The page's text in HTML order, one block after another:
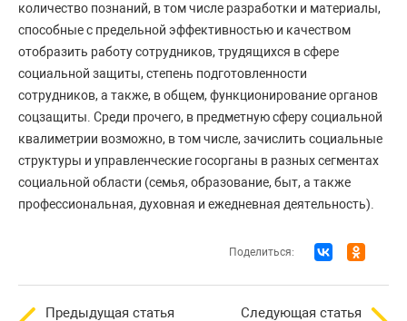
количество познаний, в том числе разработки и материалы,
способные с предельной эффективностью и качеством
отобразить работу сотрудников, трудящихся в сфере
социальной защиты, степень подготовленности
сотрудников, а также, в общем, функционирование органов
соцзащиты. Среди прочего, в предметную сферу социальной
квалиметрии возможно, в том числе, зачислить социальные
структуры и управленческие госорганы в разных сегментах
социальной области (семья, образование, быт, а также
профессиональная, духовная и ежедневная деятельность).
Поделиться:
Предыдущая статья Следующая статья